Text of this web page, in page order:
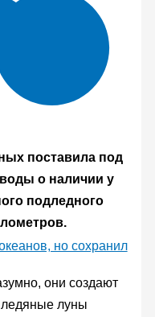
поставила под
о наличии у
подледного
они создают
ледяные луны